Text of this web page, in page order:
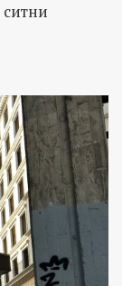
ситни